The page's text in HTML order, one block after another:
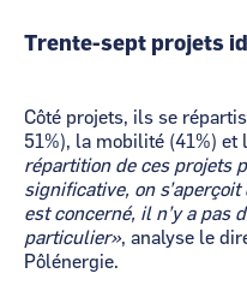
Trente-sept projets
Côté projets, ils se
51%), la mobilité (41%) et
répartition de ces projets
significative, on
est concerné, il n’y a pas
particulier», analyse le
Pôlénergie.